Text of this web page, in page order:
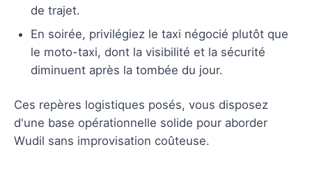
de trajet.
En soirée, privilégiez le taxi négocié plutôt que
le moto-taxi, dont la visibilité et la sécurité
diminuent après la tombée du jour.
Ces repères logistiques posés, vous disposez
d'une base opérationnelle solide pour aborder
Wudil sans improvisation coûteuse.